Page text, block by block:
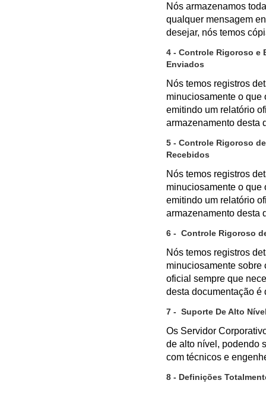
Nós armazenamos
qualquer mensagem
desejar, nós temos
4 - Controle Rigoroso e
Enviados
Nós temos registros
minuciosamente o que
emitindo um relatório
armazenamento desta
5 - Controle Rigoroso
Recebidos
Nós temos registros
minuciosamente o que
emitindo um relatório
armazenamento desta
6 - Controle Rigoroso
Nós temos registros
minuciosamente sobre
oficial sempre que
desta documentação é
7 - Suporte De Alto
Os Servidor
de alto nível, podendo
com técnicos e
8 - Definições